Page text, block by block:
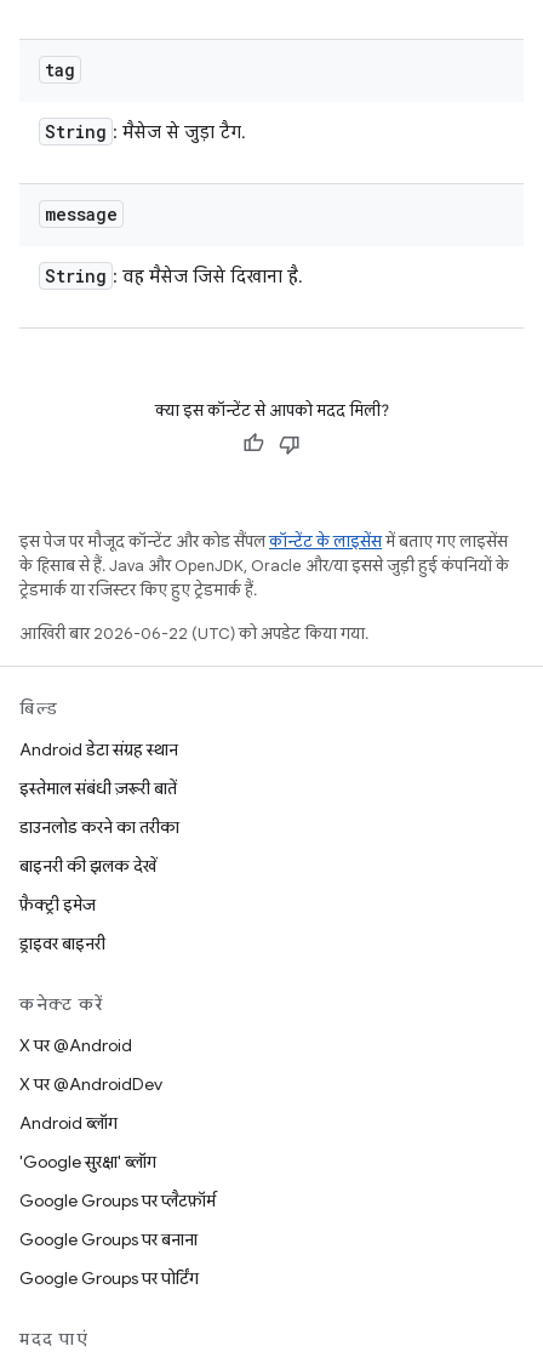
tag
String : मैसेज से जुड़ा टैग.
message
String : वह मैसेज जिसे दिखाना है.
क्या इस कॉन्टेंट से आपको मदद मिली?
इस पेज पर मौजूद कॉन्टेंट और कोड सैंपलकॉन्टेंट के लाइसेंसमें बताए गए लाइसेंस
के हिसाब से हैं. Java और OpenJDK, Oracle और/या इससे जुड़ी हुई कंपनियों के
ट्रेडमार्क या रजिस्टर किए हुए ट्रेडमार्क हैं.
आखिरी बार 2026-06-22 (UTC) को अपडेट किया गया.
बिल्ड
Android डेटा संग्रह स्थान
इस्तेमाल संबंधी ज़रूरी बातें
डाउनलोड करने का तरीका
बाइनरी की झलक देखें
फ़ैक्ट्री इमेज
ड्राइवर बाइनरी
कनेक्ट करें
X पर @Android
X पर @AndroidDev
Android ब्लॉग
'Google सुरक्षा' ब्लॉग
Google Groups पर प्लैटफ़ॉर्म
Google Groups पर बनाना
Google Groups पर पोर्टिंग
मदद पाएं